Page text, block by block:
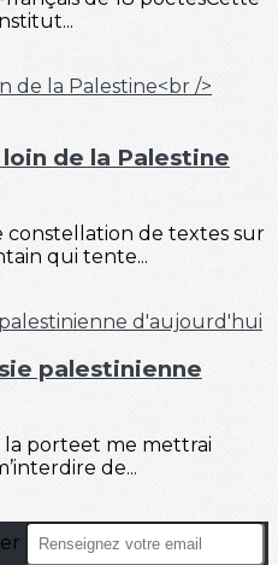
de la Palestine
de textes sur
qui tente...
palestinienne
la porteet me mettrai
de...